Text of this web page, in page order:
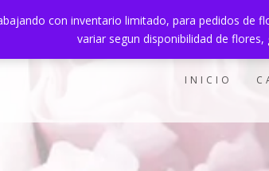
con inventario limitado, para pedidos de
variar segun disponibilidad de
Título de la publicación
INICIO